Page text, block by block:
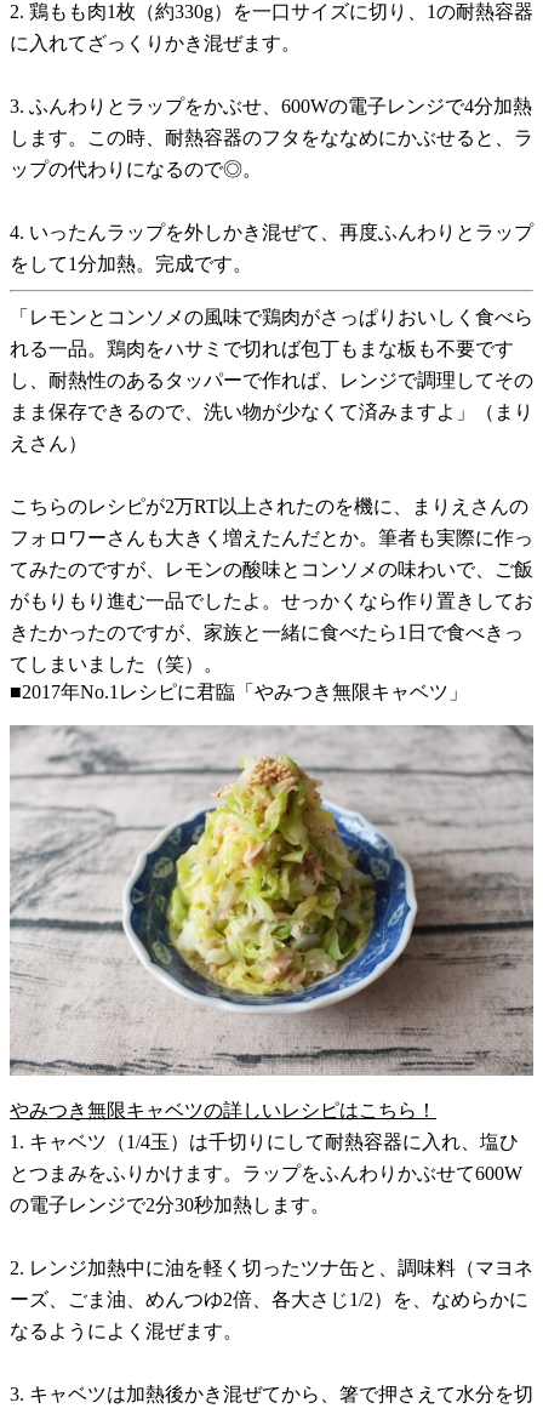
2. 鶏もも肉1枚（約330g）を一口サイズに切り、1の耐熱容器
に入れてざっくりかき混ぜます。
3. ふんわりとラップをかぶせ、600Wの電子レンジで4分加熱
します。この時、耐熱容器のフタをななめにかぶせると、ラ
ップの代わりになるので◎。
4. いったんラップを外しかき混ぜて、再度ふんわりとラップ
をして1分加熱。完成です。
「レモンとコンソメの風味で鶏肉がさっぱりおいしく食べら
れる一品。鶏肉をハサミで切れば包丁もまな板も不要です
し、耐熱性のあるタッパーで作れば、レンジで調理してその
まま保存できるので、洗い物が少なくて済みますよ」（まり
えさん）
こちらのレシピが2万RT以上されたのを機に、まりえさんの
フォロワーさんも大きく増えたんだとか。筆者も実際に作っ
てみたのですが、レモンの酸味とコンソメの味わいで、ご飯
がもりもり進む一品でしたよ。せっかくなら作り置きしてお
きたかったのですが、家族と一緒に食べたら1日で食べきっ
てしまいました（笑）。
■2017年No.1レシピに君臨「やみつき無限キャベツ」
やみつき無限キャベツの詳しいレシピはこちら！
1. キャベツ（1/4玉）は千切りにして耐熱容器に入れ、塩ひ
とつまみをふりかけます。ラップをふんわりかぶせて600W
の電子レンジで2分30秒加熱します。
2. レンジ加熱中に油を軽く切ったツナ缶と、調味料（マヨネ
ーズ、ごま油、めんつゆ2倍、各大さじ1/2）を、なめらかに
なるようによく混ぜます。
3. キャベツは加熱後かき混ぜてから、箸で押さえて水分を切